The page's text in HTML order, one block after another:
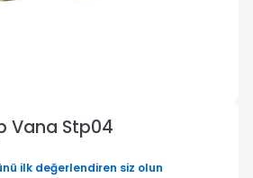
Vana Stp04
ilk değerlendiren siz olun